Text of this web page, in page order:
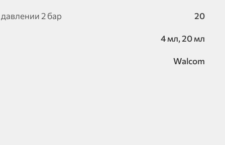
2 бар 20
4 мл, 20 мл
Walcom